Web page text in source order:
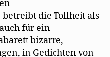
die Tollheit als
für ein
bizarre,
in Gedichten von